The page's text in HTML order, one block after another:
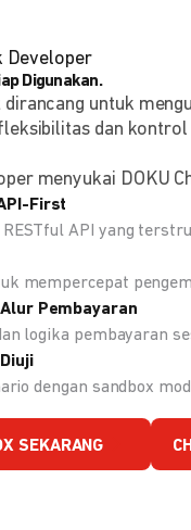
Developer
Digunakan.
dirancang untuk
dan
menyukai DOKU
First
RESTful API yang
mempercepat
Pembayaran
logika pembayaran
dengan sandbox
SEKARANG